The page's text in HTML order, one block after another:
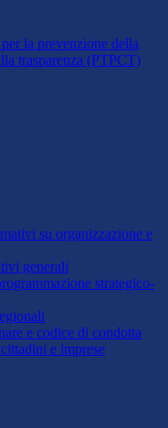
la prevenzione della
trasparenza (PTPCT)
su organizzazione e
generali
strategico-
e codice di condotta
e imprese